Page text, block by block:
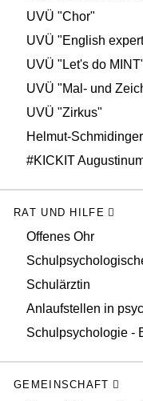
UVÜ "Chor"
UVÜ "English
UVÜ "Let's do
UVÜ "Mal- und
UVÜ "Zirkus"
Helmut-
#KICKIT
RAT UND HILFE
Offenes Ohr
Schulärztin
Anlaufstellen in
Schulpsychologie -
GEMEINSCHAFT